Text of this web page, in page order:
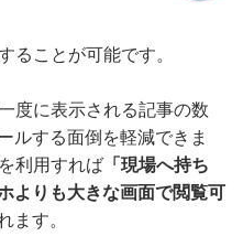
ることが可能です。
度に表示される記事の数
ルする面倒を軽減できま
利用すれば 「現場へ持ち
よりも大きな画面で閲覧可
ます。